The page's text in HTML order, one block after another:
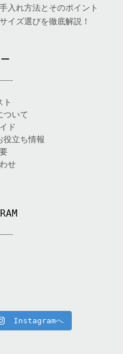
入れ方法とそのポイント
イズ選びを徹底解説！
ト
ついて
ド
役立ち情報
せ
Instagramへ